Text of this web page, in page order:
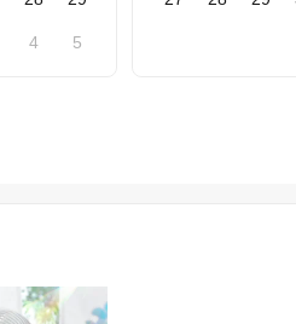
4 5